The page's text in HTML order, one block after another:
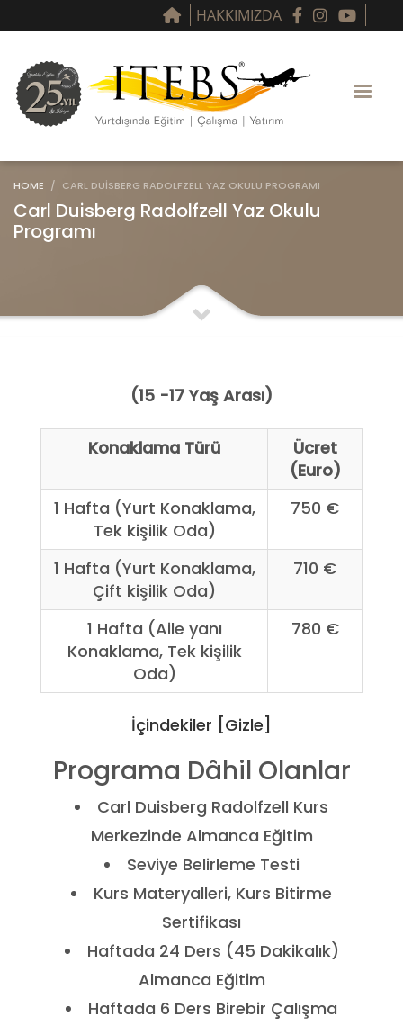
HAKKIMIZDA
HOME CARL DUISBERG RADOLFZELL YAZ OKULU PROGRAMI
Carl Duisberg Radolfzell Yaz Okulu
Programı
(15 -17 Yaş Arası)
Konaklama Türü
Ücret
(Euro)
1 Hafta (Yurt Konaklama,
Tek kişilik Oda)
750 €
1 Hafta (Yurt Konaklama,
Çift kişilik Oda)
710 €
1 Hafta (Aile yanı
Konaklama, Tek kişilik
Oda)
780 €
İçindekiler [Gizle]
Programa Dâhil Olanlar
Carl Duisberg Radolfzell Kurs
Merkezinde Almanca Eğitim
Seviye Belirleme Testi
Kurs Materyalleri, Kurs Bitirme
Sertifikası
Haftada 24 Ders (45 Dakikalık)
Almanca Eğitim
Haftada 6 Ders Birebir Çalışma